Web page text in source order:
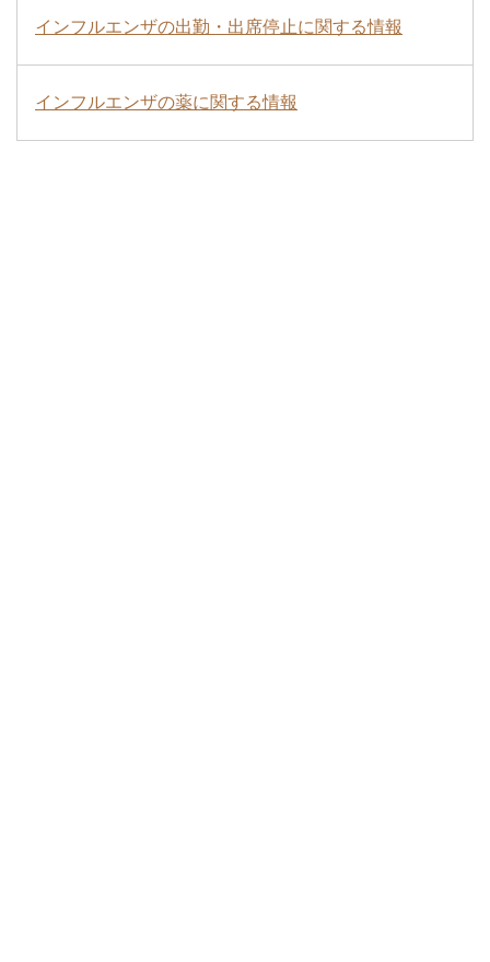
インフルエンザの出勤・出席停止に関する情報
インフルエンザの薬に関する情報